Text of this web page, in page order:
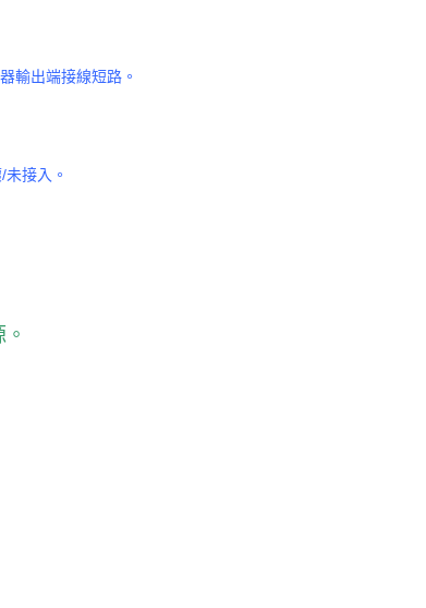
輸出端接線短路。
接入。